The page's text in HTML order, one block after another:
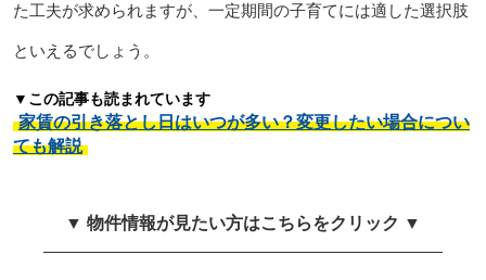
た工夫が求められますが、一定期間の子育てには適した選択肢
といえるでしょう。
▼この記事も読まれています
家賃の引き落とし日はいつが多い？変更したい場合につい
ても解説
▼ 物件情報が見たい方はこちらをクリック ▼